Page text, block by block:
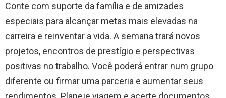
Conte com suporte da família e de amizades
especiais para alcançar metas mais elevadas na
carreira e reinventar a vida. A semana trará novos
projetos, encontros de prestígio e perspectivas
positivas no trabalho. Você poderá entrar num grupo
diferente ou firmar uma parceria e aumentar seus